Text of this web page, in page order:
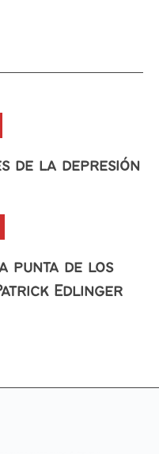
de la depresión
punta de los
Edlinger